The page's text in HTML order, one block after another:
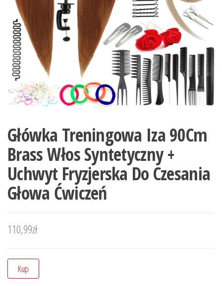
Główka Treningowa Iza 90Cm
Brass Włos Syntetyczny +
Uchwyt Fryzjerska Do Czesania
Głowa Ćwiczeń
110,99zł
Kup